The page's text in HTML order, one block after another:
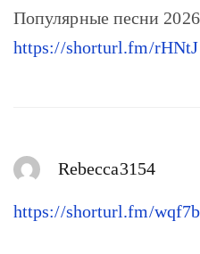
Популярные песни 2026
https://shorturl.fm/rHNtJ
Rebecca3154
https://shorturl.fm/wqf7b